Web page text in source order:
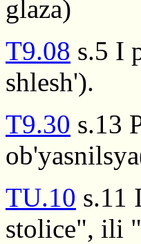
glaza)
T9.08 s.5 I
shlesh').
T9.30 s.13
TU.10 s.11
stolice", ili